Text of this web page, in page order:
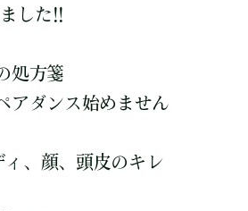
した!!
処方箋
ダンス始めません
、顔、頭皮のキレ